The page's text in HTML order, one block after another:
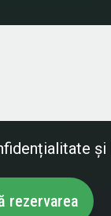
și
rezervarea